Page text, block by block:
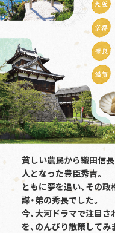
貧しい農民から織田信
人となった豊臣秀吉。
ともに夢を追い、その
謀・弟の秀長でした。
今、大河ドラマで注目
を、のんびり散策してみ